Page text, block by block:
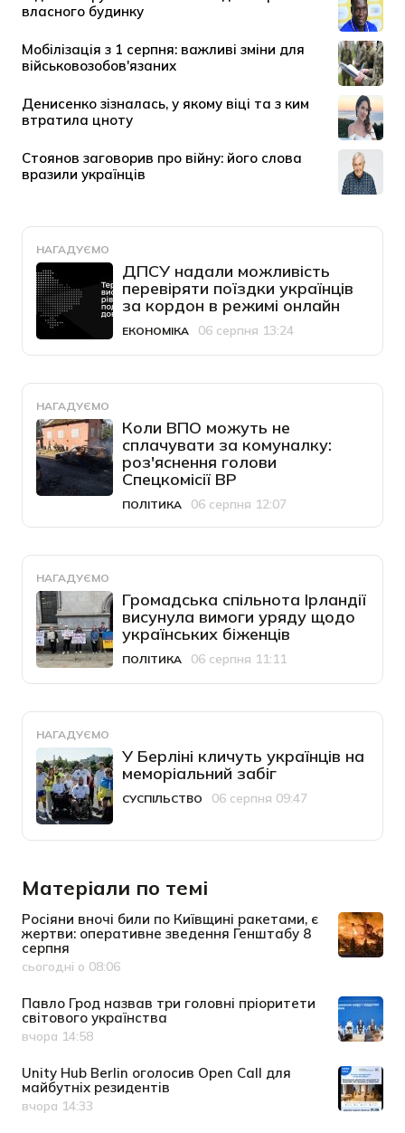
НАГАДУЄМО
ДПСУ надали можливість
перевіряти поїздки українців
за кордон в режимі онлайн
Категорія
ЕКОНОМІКА
Дата публікації
06 серпня 13:24
НАГАДУЄМО
Коли ВПО можуть не
сплачувати за комуналку:
роз'яснення голови
Спецкомісії ВР
Категорія
ПОЛІТИКА
Дата публікації
06 серпня 12:07
НАГАДУЄМО
Громадська спільнота Ірландії
висунула вимоги уряду щодо
українських біженців
Категорія
ПОЛІТИКА
Дата публікації
06 серпня 11:11
НАГАДУЄМО
У Берліні кличуть українців на
меморіальний забіг
Категорія
СУСПІЛЬСТВО
Дата публікації06 серпня 09:47
Матеріали по темі
Росіяни вночі били по Київщині ракетами, є
жертви: оперативне зведення Генштабу 8
серпня
Дата публікації
сьогодні о 08:06
Павло Грод назвав три головні пріоритети
світового українства
Дата публікації
вчора 14:58
Unity Hub Berlin оголосив Open Call для
майбутніх резидентів
Дата публікації
вчора 14:33